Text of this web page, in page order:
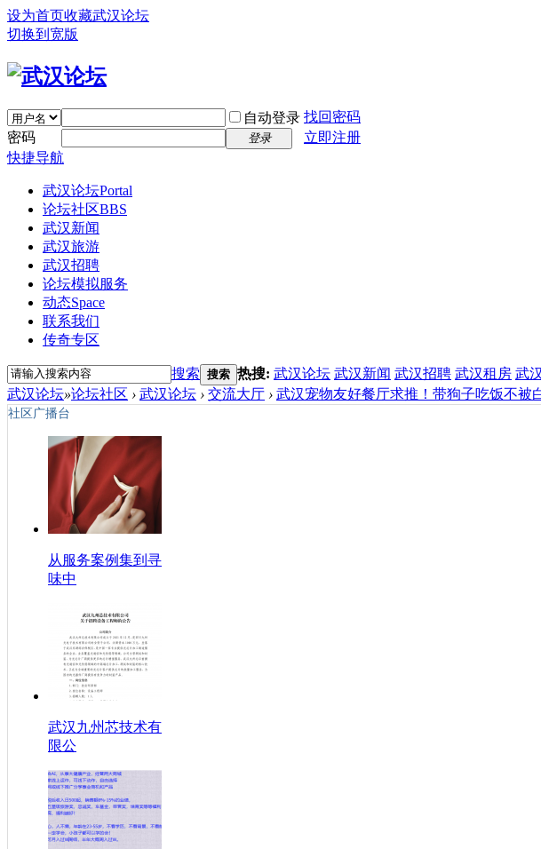
设为首页收藏武汉论坛
切换到宽版
自动登录 找回密码
密码
登录
立即注册
快捷导航
武汉论坛Portal
论坛社区BBS
武汉新闻
武汉旅游
武汉招聘
论坛模拟服务
动态Space
联系我们
传奇专区
搜索 搜索 热搜: 武汉论坛 武汉新闻 武汉招聘 武汉租房 武
武汉论坛»论坛社区 › 武汉论坛 › 交流大厅 › 武汉宠物友好餐厅求推！带狗子吃饭不被
社区广播台
从服务案例集到寻
味中
武汉九州芯技术有
限公